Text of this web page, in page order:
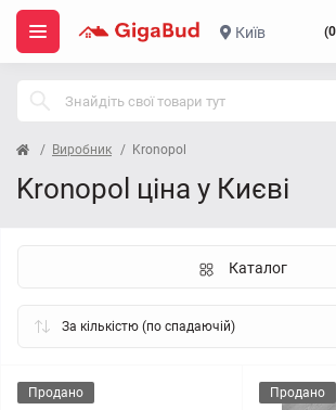
Київ
Виробник Kronopol
Kronopol ціна у Києві
Каталог
Продано Продано